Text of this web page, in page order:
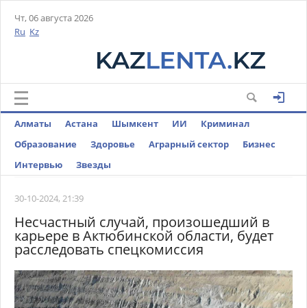
Чт, 06 августа 2026
Ru Kz
Алматы Астана Шымкент ИИ
Криминал
Образование
Здоровье Аграрный сектор
Бизнес
Интервью
Звезды
30-10-2024, 21:39
Несчастный случай, произошедший в
карьере в Актюбинской области, будет
расследовать спецкомиссия